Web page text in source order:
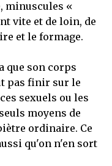
minuscules «
vite et de loin, de
et le formage.
que son corps
pas finir sur le
sexuels ou les
moyens de
ordinaire. Ce
qu'on n'en sort